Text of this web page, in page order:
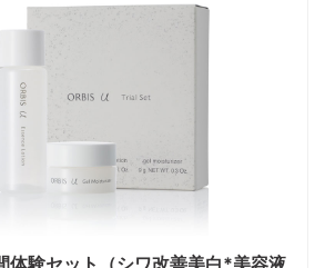
体験セット（シワ改善美白*美容液